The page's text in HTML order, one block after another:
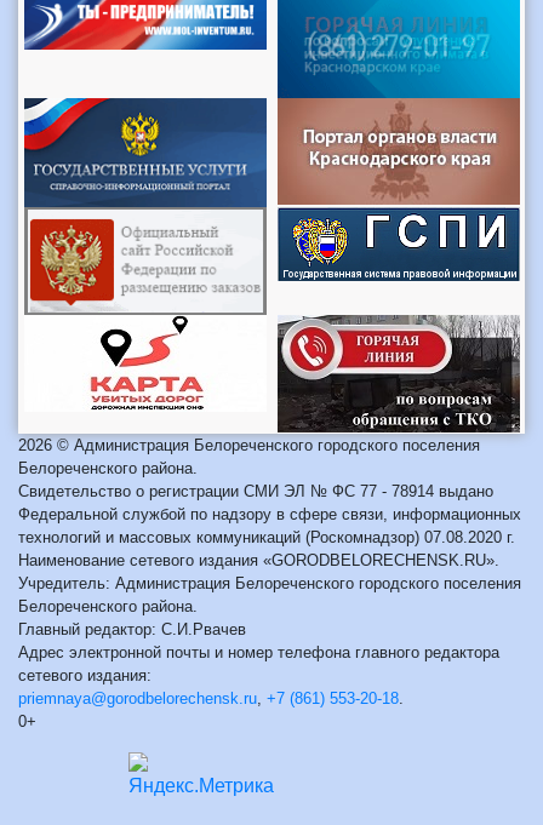
2026 © Администрация Белореченского городского поселения
Белореченского района.
Свидетельство о регистрации СМИ ЭЛ № ФС 77 - 78914 выдано
Федеральной службой по надзору в сфере связи, информационных
технологий и массовых коммуникаций (Роскомнадзор) 07.08.2020 г.
Наименование сетевого издания «GORODBELORECHENSK.RU».
Учредитель: Администрация Белореченского городского поселения
Белореченского района.
Главный редактор: С.И.Рвачев
Адрес электронной почты и номер телефона главного редактора
сетевого издания:
priemnaya@gorodbelorechensk.ru +7 (861) 553-20-18
0+